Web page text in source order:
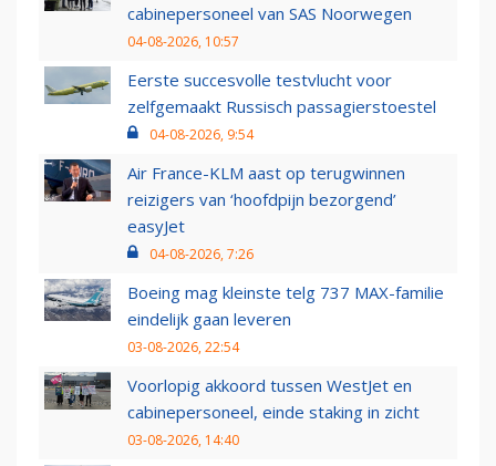
cabinepersoneel van SAS Noorwegen
04-08-2026, 10:57
Eerste succesvolle testvlucht voor
zelfgemaakt Russisch passagierstoestel
04-08-2026, 9:54
Air France-KLM aast op terugwinnen
reizigers van ‘hoofdpijn bezorgend’
easyJet
04-08-2026, 7:26
Boeing mag kleinste telg 737 MAX-familie
eindelijk gaan leveren
03-08-2026, 22:54
Voorlopig akkoord tussen WestJet en
cabinepersoneel, einde staking in zicht
03-08-2026, 14:40